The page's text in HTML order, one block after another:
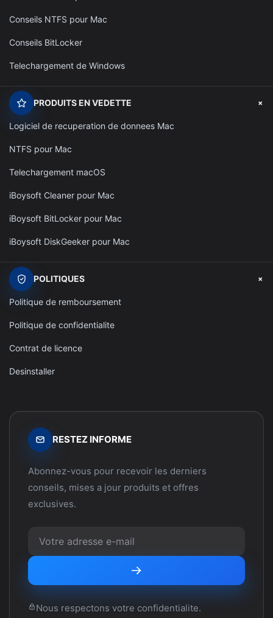
Conseils NTFS pour Mac
Conseils BitLocker
Telechargement de Windows
PRODUITS EN VEDETTE +
Logiciel de recuperation de donnees Mac
NTFS pour Mac
Telechargement macOS
iBoysoft Cleaner pour Mac
iBoysoft BitLocker pour Mac
iBoysoft DiskGeeker pour Mac
POLITIQUES +
Politique de remboursement
Politique de confidentialite
Contrat de licence
Desinstaller
RESTEZ INFORME
Abonnez-vous pour recevoir les derniers
conseils, mises a jour produits et offres
exclusives.
Nous respectons votre confidentialite.